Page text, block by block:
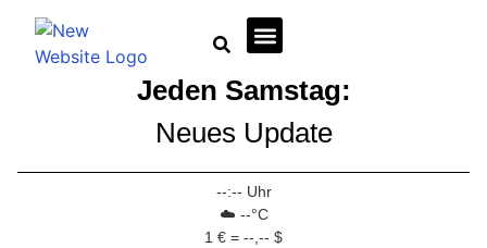
Jeden Samstag:
Neues Update
--:-- Uhr
☁️ --°C
1 € = --,-- $